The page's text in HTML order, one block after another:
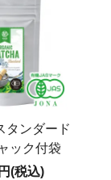
タンダード
ック付袋
(税込)